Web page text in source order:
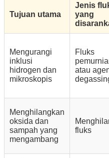
Tujuan utama
Jenis
yang
Mengurangi
inklusi
hidrogen dan
mikroskopis
Fluks
atau
Menghilangkan
oksida dan
sampah yang
mengambang
fluks